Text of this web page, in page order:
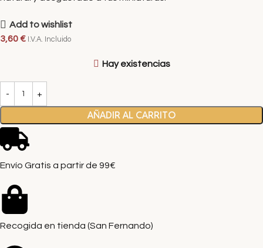
Add to wishlist
3,60€ I.V.A. Incluido
Hay existencias
AÑADIR AL CARRITO
Envío Gratis a partir de 99€
Recogida en tienda (San Fernando)